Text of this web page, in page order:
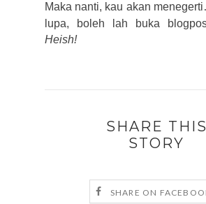
Maka nanti, kau akan
lupa, boleh lah buka
Heish!
SHARE THIS
STORY
SHARE ON